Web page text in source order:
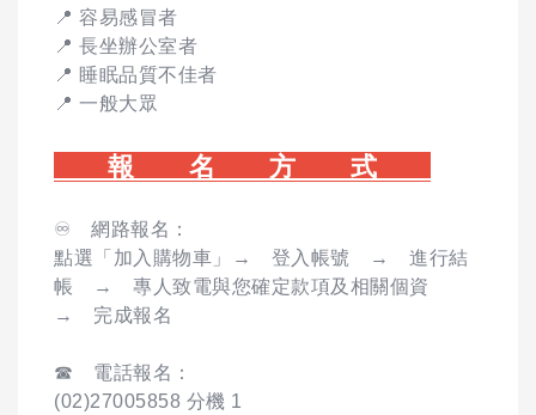
📍 容易感冒者
📍 長坐辦公室者
📍 睡眠品質不佳者
📍 一般大眾
報 名 方 式
♾️ 網路報名：
點選「加入購物車」→ 登入帳號 → 進行結
帳 → 專人致電與您確定款項及相關個資
→ 完成報名
☎ 電話報名：
(02)27005858 分機 1